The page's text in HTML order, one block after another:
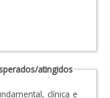
atingidos
clínica e